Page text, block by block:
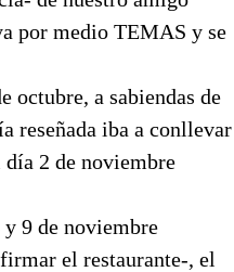
por medio TEMAS y se
octubre, a sabiendas de
reseñada iba a conllevar
día 2 de noviembre
9 de noviembre
el restaurante-, el